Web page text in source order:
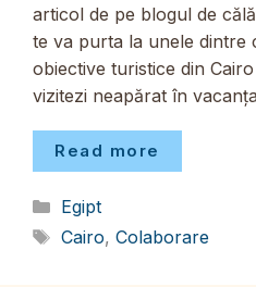
articol de pe blogul de
te va purta la unele dintre
obiective turistice din
vizitezi neapărat în
Read more
Categorii
Egipt
Etichete
Cairo, Colaborare